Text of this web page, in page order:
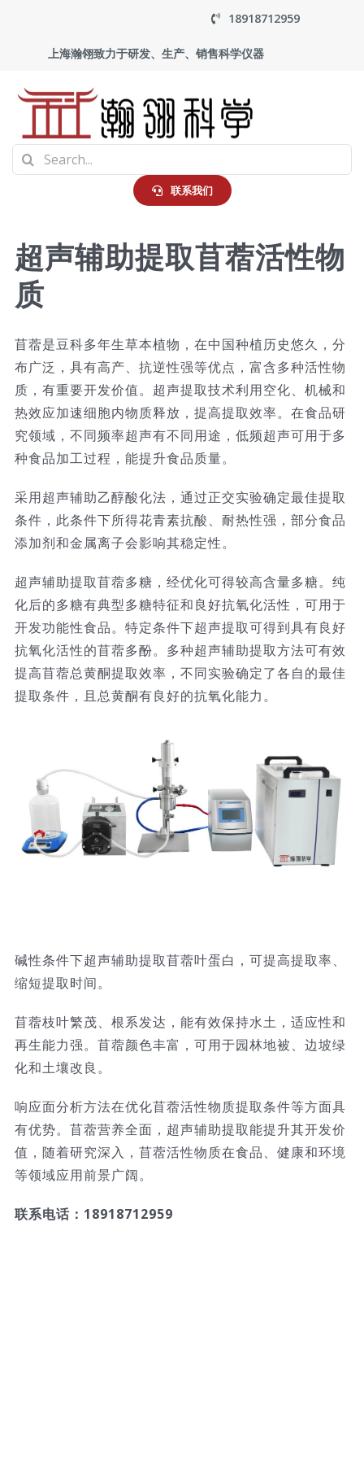
content
18918712959
上海瀚翎致力于研发、生产、销售科学仪器
首页
应用
走进瀚翎
技术服务
公司新闻
Search
for:
联系我们
超声辅助提取苜蓿活性物
质
苜蓿是豆科多年生草本植物，在中国种植历史悠久，分
布广泛，具有高产、抗逆性强等优点，富含多种活性物
质，有重要开发价值。超声提取技术利用空化、机械和
热效应加速细胞内物质释放，提高提取效率。在食品研
究领域，不同频率超声有不同用途，低频超声可用于多
种食品加工过程，能提升食品质量。
采用超声辅助乙醇酸化法，通过正交实验确定最佳提取
条件，此条件下所得花青素抗酸、耐热性强，部分食品
添加剂和金属离子会影响其稳定性。
超声辅助提取苜蓿多糖，经优化可得较高含量多糖。纯
化后的多糖有典型多糖特征和良好抗氧化活性，可用于
开发功能性食品。特定条件下超声提取可得到具有良好
抗氧化活性的苜蓿多酚。多种超声辅助提取方法可有效
提高苜蓿总黄酮提取效率，不同实验确定了各自的最佳
提取条件，且总黄酮有良好的抗氧化能力。
碱性条件下超声辅助提取苜蓿叶蛋白，可提高提取率、
缩短提取时间。
苜蓿枝叶繁茂、根系发达，能有效保持水土，适应性和
再生能力强。苜蓿颜色丰富，可用于园林地被、边坡绿
化和土壤改良。
响应面分析方法在优化苜蓿活性物质提取条件等方面具
有优势。苜蓿营养全面，超声辅助提取能提升其开发价
值，随着研究深入，苜蓿活性物质在食品、健康和环境
等领域应用前景广阔。
联系电话：18918712959